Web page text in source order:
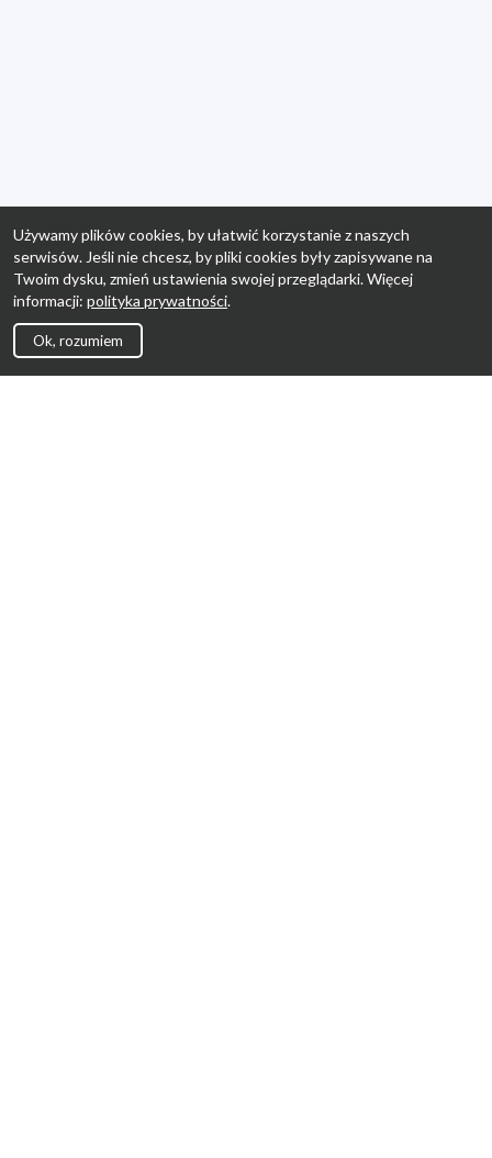
Używamy plików cookies, by ułatwić korzystanie z naszych
serwisów. Jeśli nie chcesz, by pliki cookies były zapisywane na
Twoim dysku, zmień ustawienia swojej przeglądarki. Więcej
informacji: polityka prywatności.
Ok, rozumiem